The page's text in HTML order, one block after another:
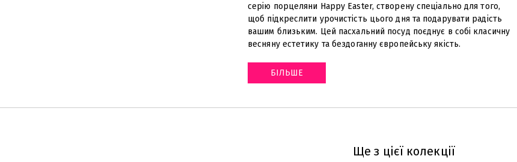
серію порцеляни Happy Easter, створену спеціально для того,
щоб підкреслити урочистість цього дня та подарувати радість
вашим близьким. Цей пасхальний посуд поєднує в собі класичну
весняну естетику та бездоганну європейську якість.
БІЛЬШЕ
Ще з цієї колекції